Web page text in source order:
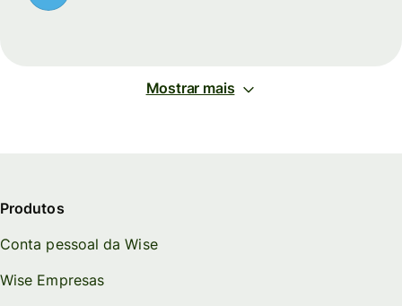
Mostrar mais
Produtos
Conta pessoal da Wise
Wise Empresas